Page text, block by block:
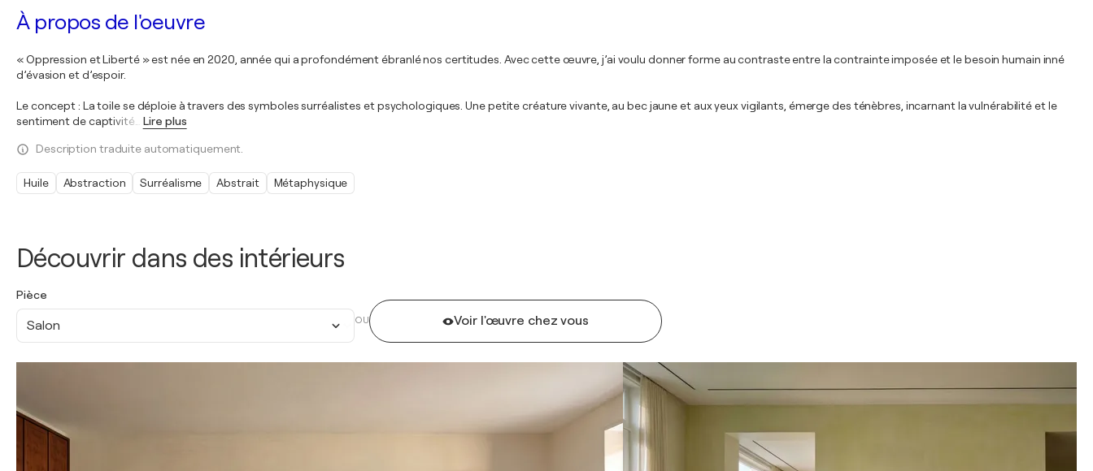
Découvrir dans des intérieurs
Pièce
Salon OU Voir l'œuvre chez vous
À propos de l'oeuvre
« Oppression et Liberté » est née en 2020, année qui a profondément ébranlé nos certitudes. Avec cette œuvre, j’ai voulu donner forme au contraste entre la contrainte imposée et le besoin humain inné
d’évasion et d’espoir.
Le concept : La toile se déploie à travers des symboles surréalistes et psychologiques. Une petite créature vivante, au bec jaune et aux yeux vigilants, émerge des ténèbres, incarnant la vulnérabilité et le
sentiment de captivité
Lire plus
Description traduite automatiquement.
Huile Abstraction Surréalisme Abstrait Métaphysique